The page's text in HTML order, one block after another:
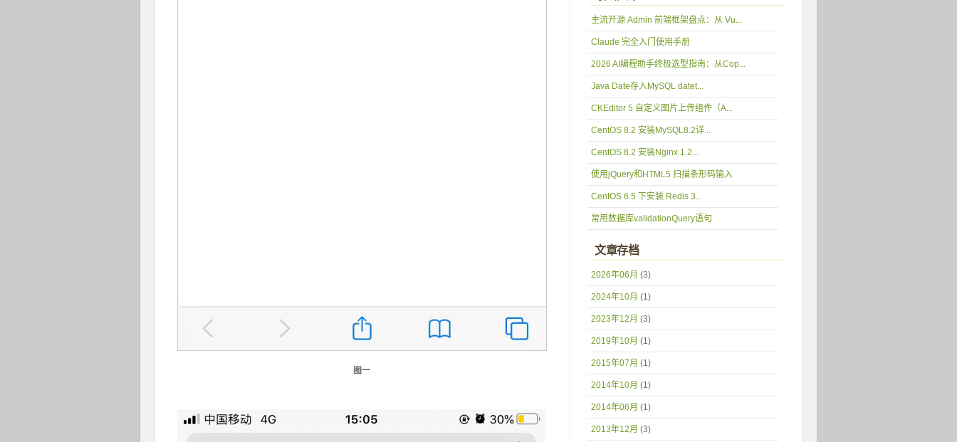
图一
主流开源 Admin 前端框架盘点：从 Vu...
Claude 完全入门使用手册
2026 AI编程助手终极选型指南：从Cop...
Java Date存入MySQL datet...
CKEditor 5 自定义图片上传组件（A...
CentOS 8.2 安装MySQL8.2详...
CentOS 8.2 安装Nginx 1.2...
使用jQuery和HTML5 扫描条形码输入
CentOS 6.5 下安装 Redis 3...
常用数据库validationQuery语句
文章存档
2026年06月 (3)
2024年10月 (1)
2023年12月 (3)
2019年10月 (1)
2015年07月 (1)
2014年10月 (1)
2014年06月 (1)
2013年12月 (3)